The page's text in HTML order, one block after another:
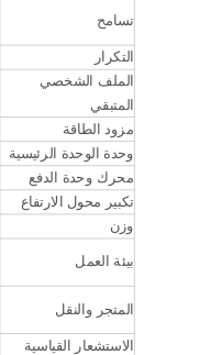
تسامح
التكرار
الملف الشخصي
المتبقي
مزود الطاقة
وحدة الوحدة الرئيسية
محرك وحدة الدفع
تكبير محول الارتفاع
وزن
بيئة العمل
المتجر والنقل
الاستشعار القياسية